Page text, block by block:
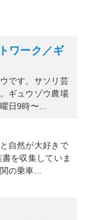
ワーク／ギ
です。サソリ芸
ギュウゾウ農場
日9時〜...
自然が大好きで
を収集していま
の乗車...